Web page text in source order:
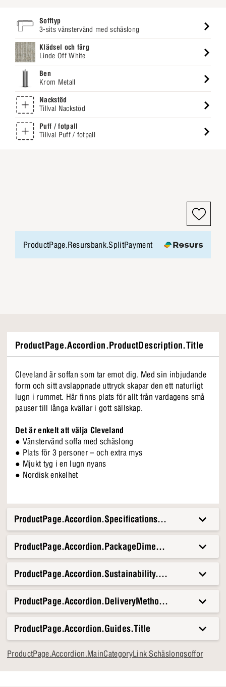
Sofftyp
3-sits vänstervänd med schäslong
Klädsel och färg
Linde Off White
Ben
Krom Metall
Nackstöd
Tillval Nackstöd
Puff / fotpall
Tillval Puff / fotpall
ProductPage.Resursbank.SplitPayment
ProductPage.Accordion.ProductDescription.Title
Cleveland är soffan som tar emot dig. Med sin inbjudande
form och sitt avslappnade uttryck skapar den ett naturligt
lugn i rummet. Här finns plats för allt från vardagens små
pauser till långa kvällar i gott sällskap.
Det är enkelt att välja Cleveland
● Vänstervänd soffa med schäslong
● Plats för 3 personer – och extra mys
● Mjukt tyg i en lugn nyans
● Nordisk enkelhet
ProductPage.Accordion.Specifications.Title
ProductPage.Accordion.Sustainability.Title
ProductPage.Accordion.DeliveryMethods.Title
ProductPage.Accordion.Guides.Title
ProductPage.Accordion.MainCategoryLink Schäslongsoffor